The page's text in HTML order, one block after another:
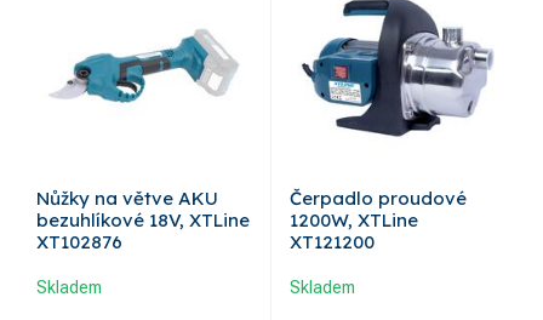
Nůžky na větve AKU
bezuhlíkové 18V, XTLine
XT102876
Skladem
Čerpadlo proudové
1200W, XTLine
XT121200
Skladem